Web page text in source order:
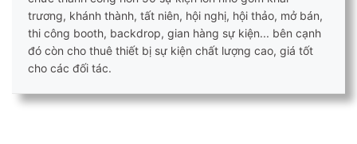
trương, khánh thành, tất niên, hội nghị, hội thảo, mở bán,
thi công booth, backdrop, gian hàng sự kiện... bên cạnh
đó còn cho thuê thiết bị sự kiện chất lượng cao, giá tốt
cho các đối tác.